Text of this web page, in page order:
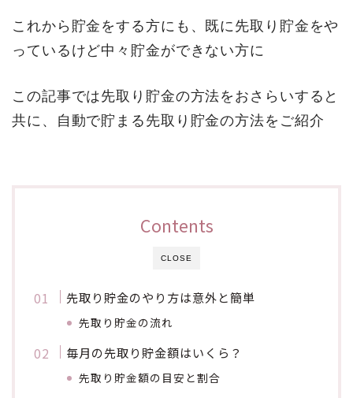
これから貯金をする方にも、既に先取り貯金をや
っているけど中々貯金ができない方に
この記事では先取り貯金の方法をおさらいすると
共に、自動で貯まる先取り貯金の方法をご紹介
CLOSE
Contents
先取り貯金のやり方は意外と簡単
先取り貯金の流れ
毎月の先取り貯金額はいくら？
先取り貯金額の目安と割合